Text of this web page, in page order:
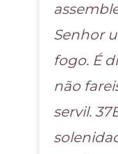
Senhor
fogo. É
não
servil.